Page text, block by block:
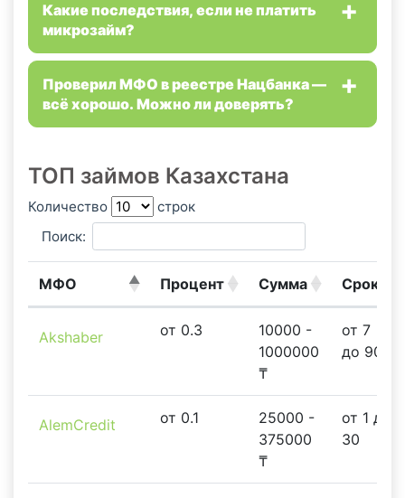
Какие последствия, если не платить
микрозайм?
Проверил МФО в реестре Нацбанка —
всё хорошо. Можно ли доверять?
ТОП займов Казахстана
Количество
строк
Поиск:
МФО Процент Сумма Срок
Akshaber от 0.3
10000 -
1000000
₸
от 7
до 90
AlemCredit от 0.1
25000 -
375000
₸
от 1 до
30